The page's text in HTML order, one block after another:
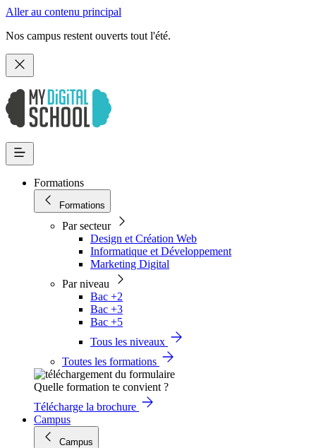
Aller au contenu principal
Nos campus restent ouverts tout l'été.
Formations
Formations
Par secteur
Design et Création Web
Informatique et Développement
Marketing Digital
Par niveau
Bac +2
Bac +3
Bac +5
Tous les niveaux
Toutes les formations
Quelle formation te convient ?
Télécharge la brochure
Campus
Campus